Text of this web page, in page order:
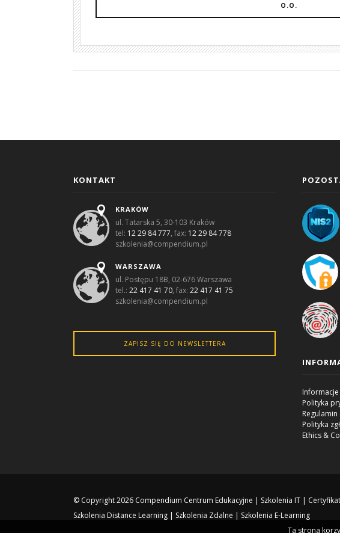
O.O.
KONTAKT
KRAKÓW
ul. Tatarska 5, 30-103 Kraków
tel: 12 29 84 777, fax: 12 29 84 778
szkolenia@compendium.pl
WARSZAWA
ul. Postępu 18B, 02-676 Warszawa
tel.: 22 417 41 70, fax: 22 417 41 75
szkolenia@compendium.pl
ZAPISZ SIĘ DO NEWSLETTERA
Polityka
Polityka
Ethics &
© Copyright 2026 Compendium Centrum Edukacyjne | Szkolenia IT |
Szkolenia Distance Learning | Szkolenia Zdalne | Szkolenia E-Learning
Ta strona